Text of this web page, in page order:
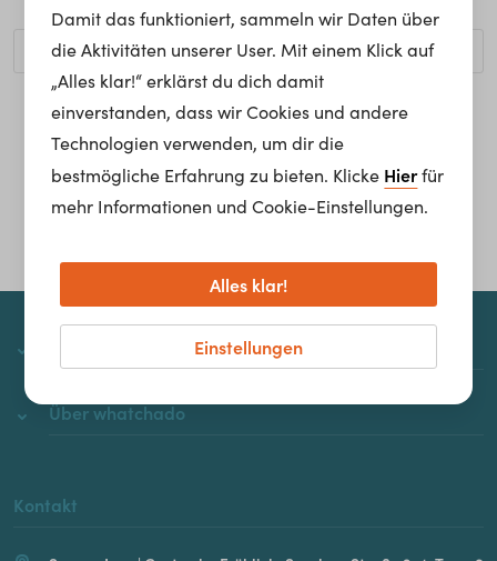
Homepage
Über whatchado
Kontakt
Damit das funktioniert, sammeln wir Daten über
die Aktivitäten unserer User. Mit einem Klick auf
„Alles klar!“ erklärst du dich damit
einverstanden, dass wir Cookies und andere
Technologien verwenden, um dir die
bestmögliche Erfahrung zu bieten. Klicke Hierfür
mehr Informationen und Cookie-Einstellungen.
Einstellungen
Alles klar!